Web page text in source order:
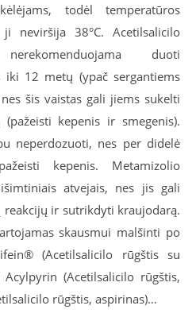
todėl temperatūros
neviršija 38°C. Acetilsalicilo
duoti
iki 12 metų (ypač sergantiems
šis vaistas gali jiems sukelti
kepenis ir smegenis).
neperdozuoti, nes per didelė
kepenis. Metamizolio
atvejais, nes jis gali
ir sutrikdyti kraujodarą.
skausmui malšinti po
(Acetilsalicilo rūgštis su
(Acetilsalicilo rūgštis,
rūgštis, aspirinas)…